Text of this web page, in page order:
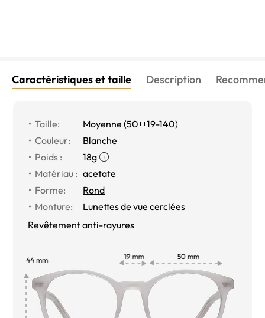
Caractéristiques et taille Description
Taille: Moyenne (50 19-140)
Couleur:
Blanche
Poids :
18g
Matériau : acetate
Forme:
Rond
Monture:
Lunettes de vue cerclées
Revêtement anti-rayures